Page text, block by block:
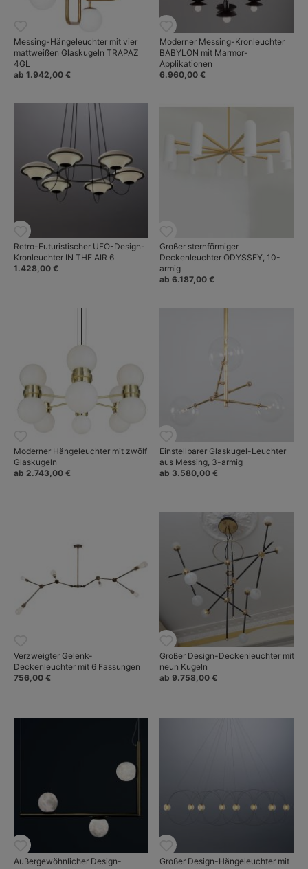
Messing-Hängeleuchter mit vier
mattweißen Glaskugeln TRAPAZ
4GL
ab 1.942,00 €
Moderner Messing-Kronleuchter
BABYLON mit Marmor-
Applikationen
6.960,00 €
Retro-Futuristischer UFO-Design-
Kronleuchter IN THE AIR 6
1.428,00 €
Großer sternförmiger
Deckenleuchter ODYSSEY, 10-
armig
ab 6.187,00 €
Moderner Hängeleuchter mit zwölf
Glaskugeln
ab 2.743,00 €
Einstellbarer Glaskugel-Leuchter
aus Messing, 3-armig
ab 3.580,00 €
Verzweigter Gelenk-
Deckenleuchter mit 6 Fassungen
756,00 €
Großer Design-Deckenleuchter mit
neun Kugeln
ab 9.758,00 €
Außergewöhnlicher Design-
Großer Design-Hängeleuchter mit